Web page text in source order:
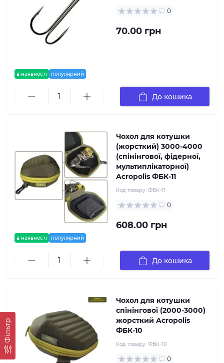
Фільтр
в наявності популярний
0
70.00 грн
До кошика
в наявності популярний
Чохол для котушки
(жорсткий) 3000-4000
(спінінгової, фідерної,
мультиплікаторної)
Acropolis ФБК-11
Код товару: ФБК-11
0
608.00 грн
До кошика
Чохол для котушки
спінінгової (2000-3000)
жорсткий Acropolis
ФБК-10
Код товару: ФБК-10
0